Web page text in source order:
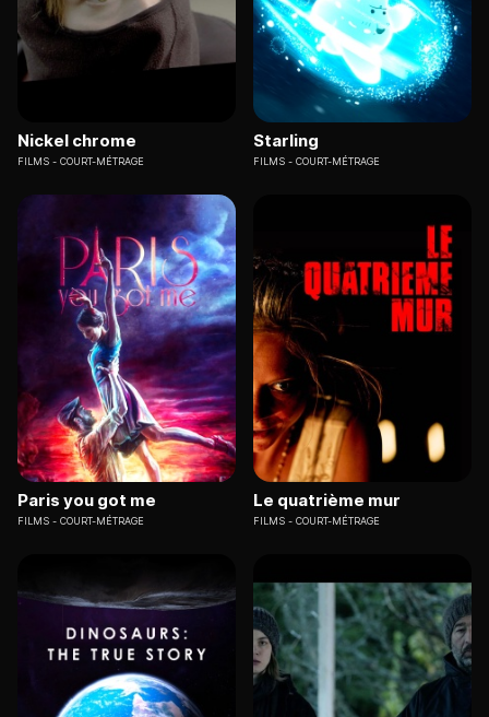
Nickel chrome
FILMS COURT-MÉTRAGE
Starling
FILMS COURT-MÉTRAGE
Paris you got me
FILMS COURT-MÉTRAGE
Le quatrième mur
FILMS COURT-MÉTRAGE